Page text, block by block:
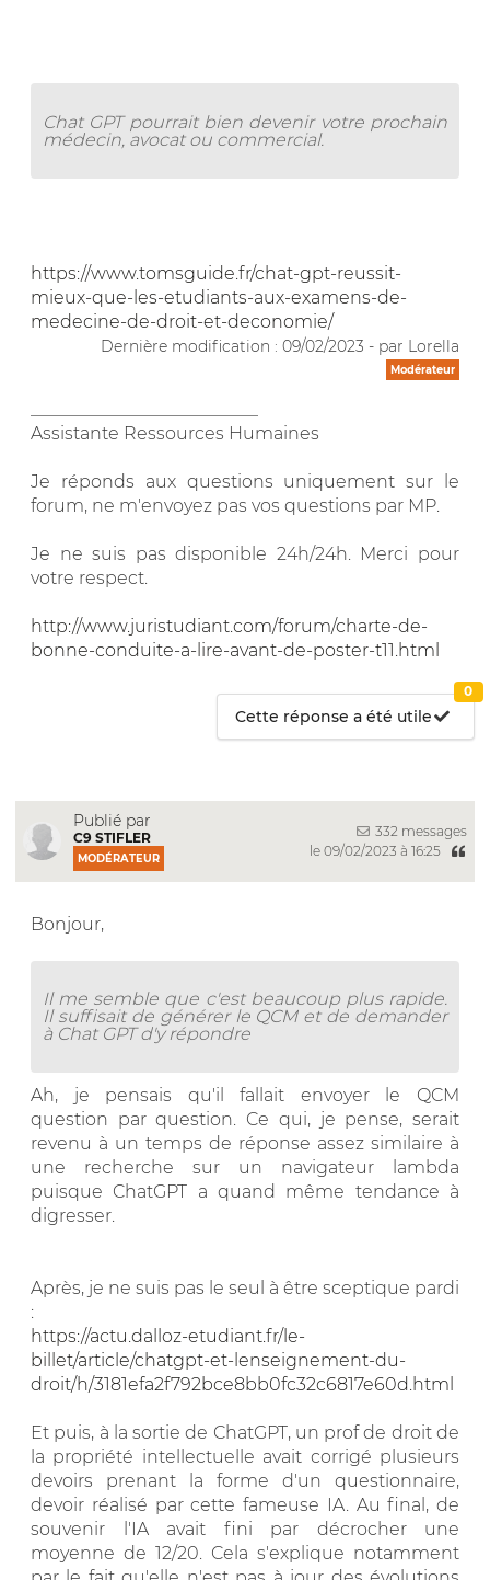
Chat GPT pourrait bien devenir votre prochain
médecin, avocat ou commercial.
https://www.tomsguide.fr/chat-gpt-reussit-
mieux-que-les-etudiants-aux-examens-de-
medecine-de-droit-et-deconomie/
Dernière modification : 09/02/2023 - par Lorella
Modérateur
Assistante Ressources Humaines
Je réponds aux questions uniquement sur le
forum, ne m'envoyez pas vos questions par MP.
Je ne suis pas disponible 24h/24h. Merci pour
votre respect.
http://www.juristudiant.com/forum/charte-de-
bonne-conduite-a-lire-avant-de-poster-t11.html
Cette réponse a été utile
0
Publié par
C9 STIFLER
MODÉRATEUR
332 messages
le 09/02/2023 à 16:25
Bonjour,
Il me semble que c'est beaucoup plus rapide.
Il suffisait de générer le QCM et de demander
à Chat GPT d'y répondre
Ah, je pensais qu'il fallait envoyer le QCM
question par question. Ce qui, je pense, serait
revenu à un temps de réponse assez similaire à
une recherche sur un navigateur lambda
puisque ChatGPT a quand même tendance à
digresser.
Après, je ne suis pas le seul à être sceptique pardi
:
https://actu.dalloz-etudiant.fr/le-
billet/article/chatgpt-et-lenseignement-du-
droit/h/3181efa2f792bce8bb0fc32c6817e60d.html
Et puis, à la sortie de ChatGPT, un prof de droit de
la propriété intellectuelle avait corrigé plusieurs
devoirs prenant la forme d'un questionnaire,
devoir réalisé par cette fameuse IA. Au final, de
souvenir l'IA avait fini par décrocher une
moyenne de 12/20. Cela s'explique notamment